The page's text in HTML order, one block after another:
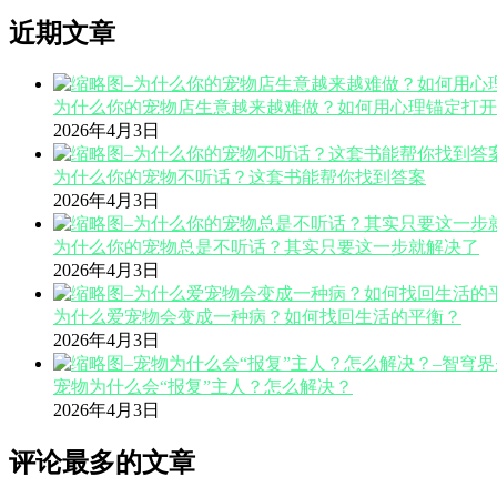
近期文章
为什么你的宠物店生意越来越难做？如何用心理锚定打
2026年4月3日
为什么你的宠物不听话？这套书能帮你找到答案
2026年4月3日
为什么你的宠物总是不听话？其实只要这一步就解决了
2026年4月3日
为什么爱宠物会变成一种病？如何找回生活的平衡？
2026年4月3日
宠物为什么会“报复”主人？怎么解决？
2026年4月3日
评论最多的文章